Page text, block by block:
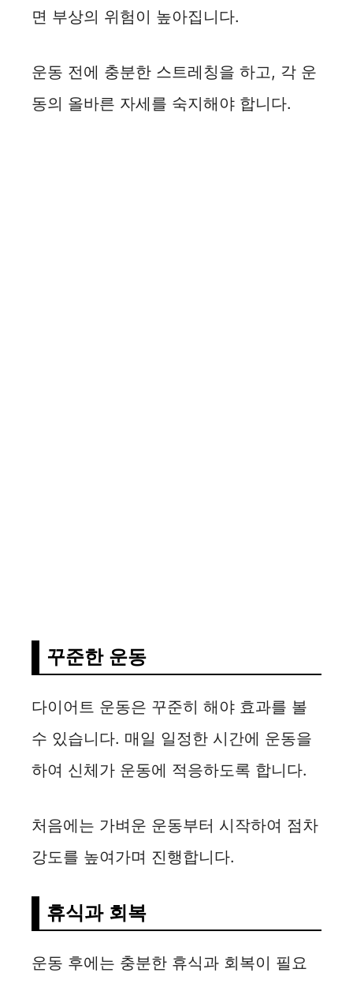
면 부상의 위험이 높아집니다.
운동 전에 충분한 스트레칭을 하고, 각 운
동의 올바른 자세를 숙지해야 합니다.
꾸준한 운동
다이어트 운동은 꾸준히 해야 효과를 볼
수 있습니다. 매일 일정한 시간에 운동을
하여 신체가 운동에 적응하도록 합니다.
처음에는 가벼운 운동부터 시작하여 점차
강도를 높여가며 진행합니다.
휴식과 회복
운동 후에는 충분한 휴식과 회복이 필요